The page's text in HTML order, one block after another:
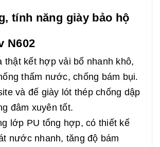
tính năng giày bảo hộ
N602
thật kết hợp vải bố nhanh khô,
thấm nước, chống bám bụi.
và đế giày lót thép chống dập
đâm xuyên tốt.
lớp PU tổng hợp, có thiết kế
nước nhanh, tăng độ bám